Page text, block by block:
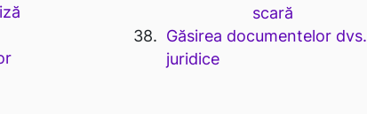
scară
Găsirea documentelor dvs.
juridice